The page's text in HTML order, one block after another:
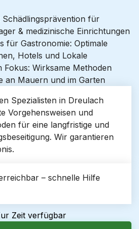
Schädlingsprävention für
& medizinische Einrichtungen
für Gastronomie: Optimale
Hotels und Lokale
Fokus: Wirksame Methoden
an Mauern und im Garten
Spezialisten in Dreulach
Vorgehensweisen und
für eine langfristige und
Wir garantieren
– schnelle Hilfe
Zeit verfügbar